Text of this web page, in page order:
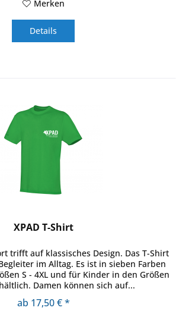
Merken
Details
XPAD T-Shirt
trifft auf klassisches Design. Das T-Shirt
im Alltag. Es ist in sieben Farben
S - 4XL und für Kinder in den Größen
Damen können sich auf...
ab 17,50 € *